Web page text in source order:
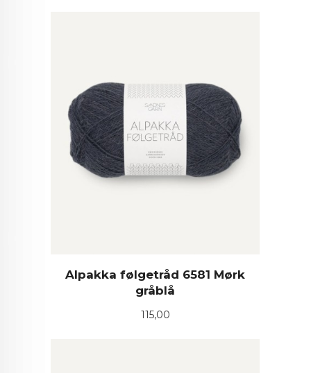
Alpakka følgetråd 6581 Mørk
gråblå
Pris
115,00